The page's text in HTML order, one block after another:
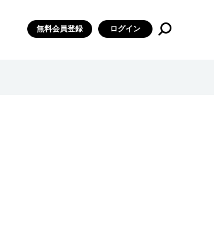
無料会員登録 ログイン